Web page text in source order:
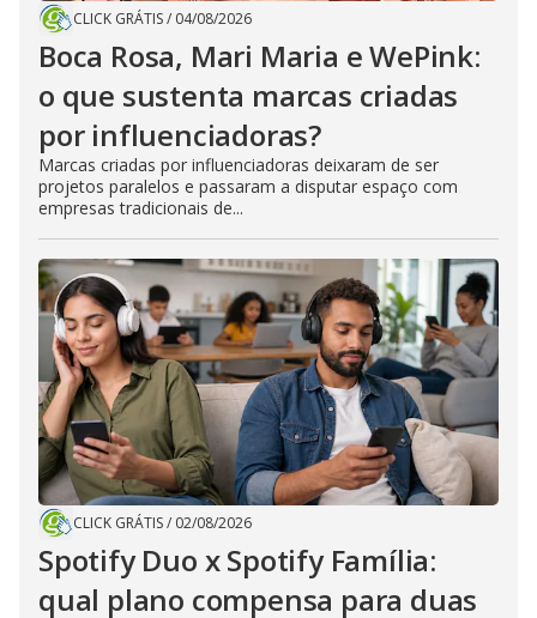
CLICK GRÁTIS/ 04/08/2026
Boca Rosa, Mari Maria e WePink:
o que sustenta marcas criadas
por influenciadoras?
Marcas criadas por influenciadoras deixaram de ser
projetos paralelos e passaram a disputar espaço com
empresas tradicionais de...
CLICK GRÁTIS/ 02/08/2026
Spotify Duo x Spotify Família:
qual plano compensa para duas